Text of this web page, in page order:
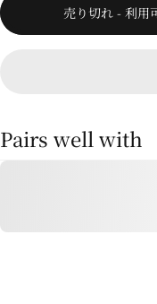
売り切れ - 利用
Pairs well with